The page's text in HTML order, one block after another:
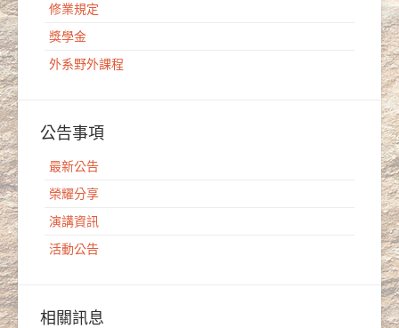
修業規定
獎學金
外系野外課程
公告事項
最新公告
榮耀分享
演講資訊
活動公告
相關訊息